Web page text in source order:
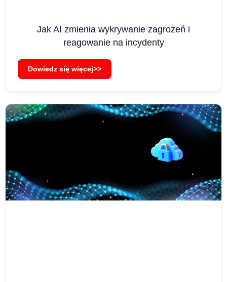
Jak AI zmienia wykrywanie zagrożeń i
reagowanie na incydenty
Dowiedz się więcej>>